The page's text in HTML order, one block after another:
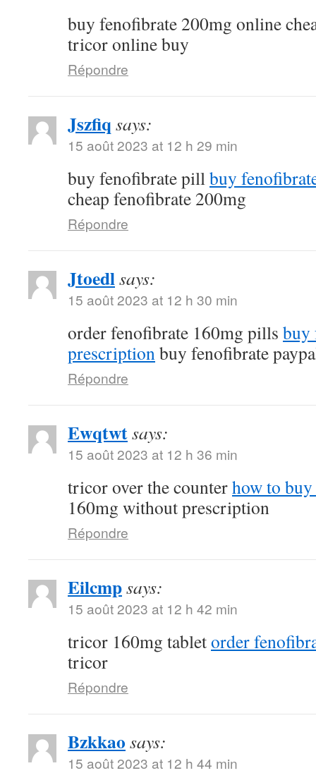
buy fenofibrate 200mg online
tricor online buy
Répondre
Jszfiq says:
15 août 2023 at 12 h 29 min
buy fenofibrate pillbuy
cheap fenofibrate 200mg
Répondre
Jtoedlsays:
15 août 2023 at 12 h 30 min
order fenofibrate 160mg pills buy
prescriptionbuy fenofibrate
Répondre
Ewqtwtsays:
15 août 2023 at 12 h 36 min
tricor over the counterhow to
160mg without prescription
Répondre
Eilcmpsays:
15 août 2023 at 12 h 42 min
tricor 160mg tabletorder
tricor
Répondre
Bzkkao says:
15 août 2023 at 12 h 44 min